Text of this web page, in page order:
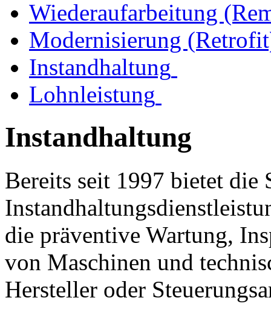
Wiederaufarbeitung
Modernisierung
Instandhaltung
Lohnleistung
Instandhaltung
Bereits seit 1997 bietet die
die präventive Wartung,
von Maschinen und
Hersteller oder